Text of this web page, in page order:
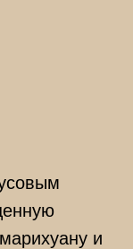
и